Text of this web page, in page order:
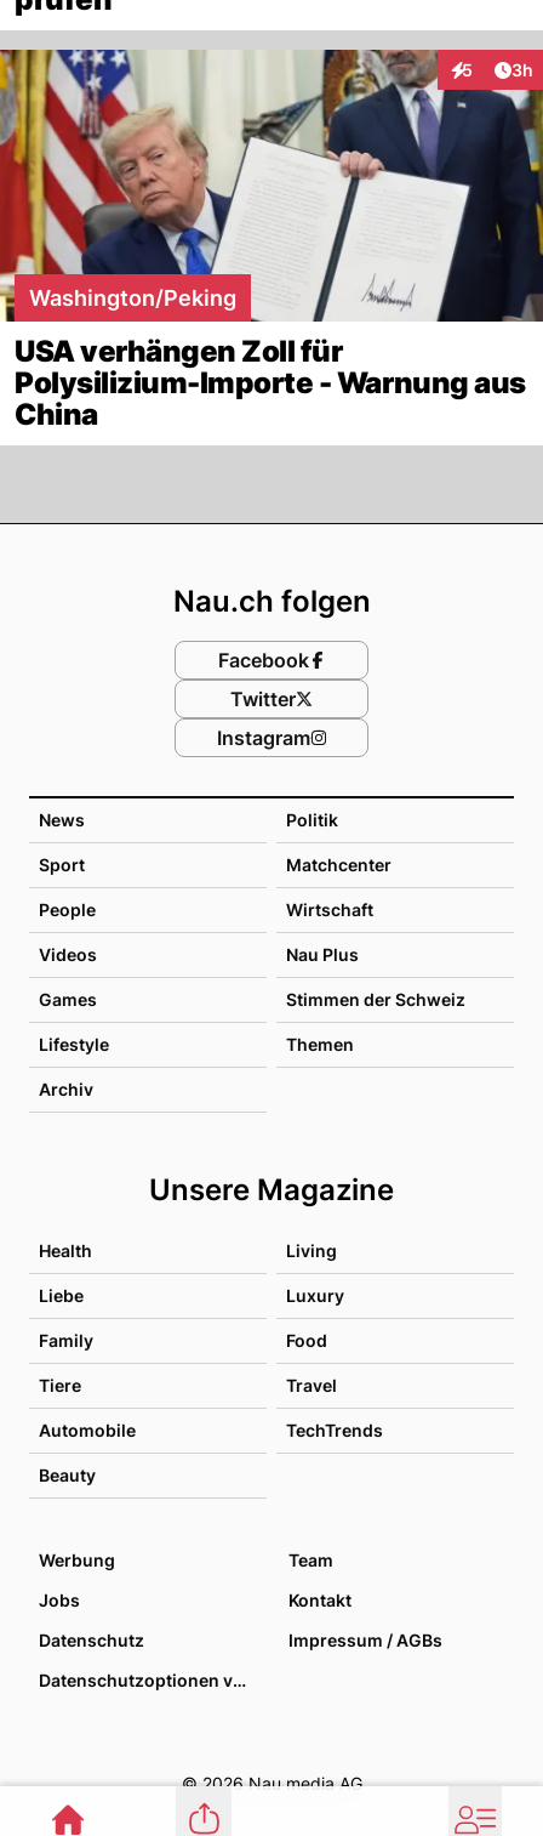
5 3h
Washington/Peking
USA verhängen Zoll für
Polysilizium-Importe - Warnung aus
China
News Politik
Sport Matchcenter
People Wirtschaft
Videos Nau Plus
Games Stimmen der Schweiz
Lifestyle Themen
Archiv
Unsere Magazine
Health Living
Liebe Luxury
Family Food
Tiere Travel
Automobile TechTrends
Beauty
Nau.ch folgen
Facebook
Twitter
Instagram
Werbung
Team
Jobs
Kontakt
Datenschutz
Impressum / AGBs
Datenschutzoptionen verwalten
© 2026 Nau media AG